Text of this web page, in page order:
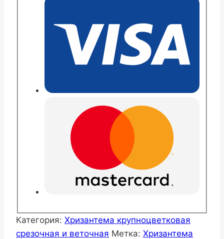
Категория: Хризантема крупноцветковая
срезочная и веточная Метка: Хризантема